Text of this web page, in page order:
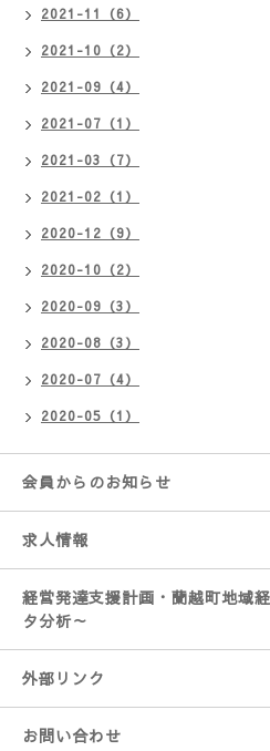
2021-11（6）
2021-10（2）
2021-09（4）
2021-07（1）
2021-03（7）
2021-02（1）
2020-12（9）
2020-10（2）
2020-09（3）
2020-08（3）
2020-07（4）
2020-05（1）
会員からのお知らせ
求人情報
経営発達支援計画・蘭越町地域
タ分析～
外部リンク
お問い合わせ